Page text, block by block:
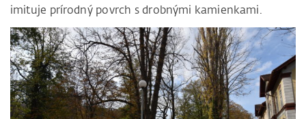
imituje prírodný povrch s drobnými kamienkami.